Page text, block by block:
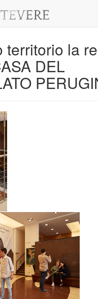
territorio la
DEL